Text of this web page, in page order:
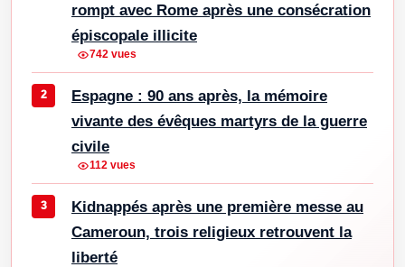
rompt avec Rome après une consécration
épiscopale illicite
742 vues
Espagne : 90 ans après, la mémoire
vivante des évêques martyrs de la guerre
civile
112 vues
Kidnappés après une première messe au
Cameroun, trois religieux retrouvent la
liberté